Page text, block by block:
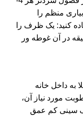
منظم را
کنید: یک ظرف را
کنید، بن سای را به مدت 10 دقیقه در آن غوطه ور
به داخل خانه
مورد نیاز آن،
یک سینی کم عمق